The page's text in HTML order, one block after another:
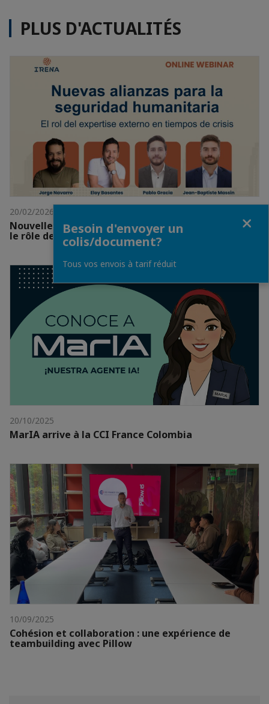
PLUS D'ACTUALITÉS
20/02/2026
Nouvelles alliances pour la sécurité humanitaire :
le rôle de l'expertise externe en temps de crise.
20/10/2025
MarIA arrive à la CCI France Colombia
10/09/2025
Cohésion et collaboration : une expérience de
teambuilding avec Pillow
Besoin d'envoyer un
colis/document?
Tous vos envois à tarif réduit